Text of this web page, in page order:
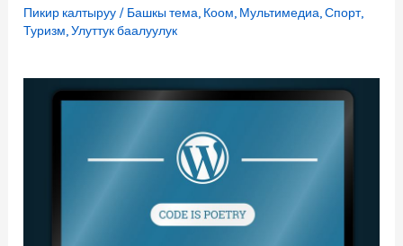
Пикир калтыруу / Башкы тема, Коом, Мультимедиа,Спорт,
Туризм,Улуттук баалуулук